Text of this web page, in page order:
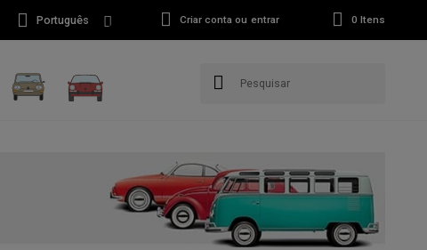
Português Criar conta ou entrar 0 Itens